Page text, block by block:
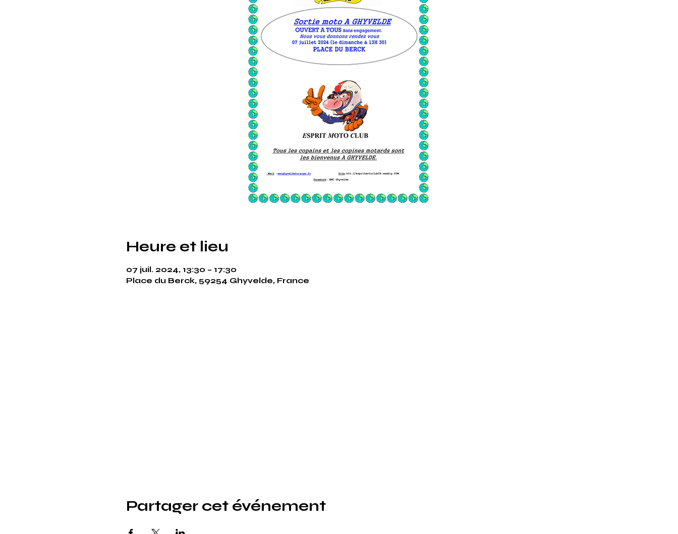
Heure et lieu
07 juil. 2024, 13:30 – 17:30
Place du Berck, 59254 Ghyvelde, France
Partager cet événement